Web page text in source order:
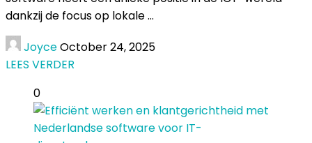
dankzij de focus op lokale ...
JoyceOctober 24, 2025
LEES VERDER
0